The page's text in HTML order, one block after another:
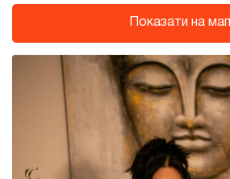
Показати на мапі